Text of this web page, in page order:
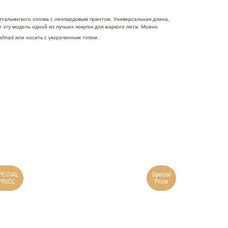
хлопка с леопардовым принтом. Универсальная длина,
модель одной из лучших покупок для жаркого лета. Можно
или носить с укороченным топом.
Special
Price